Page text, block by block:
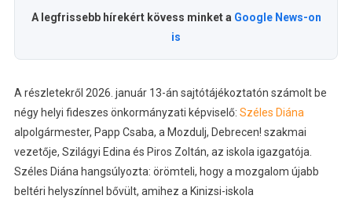
A legfrissebb hírekért kövess minket a Google News-on
is
A részletekről 2026. január 13-án sajtótájékoztatón számolt be
négy helyi fideszes önkormányzati képviselő: Széles Diána
alpolgármester, Papp Csaba, a Mozdulj, Debrecen! szakmai
vezetője, Szilágyi Edina és Piros Zoltán, az iskola igazgatója.
Széles Diána hangsúlyozta: örömteli, hogy a mozgalom újabb
beltéri helyszínnel bővült, amihez a Kinizsi-iskola